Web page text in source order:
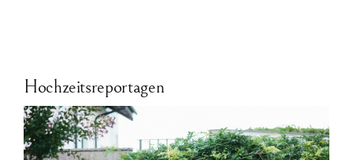
Hochzeitsreportagen